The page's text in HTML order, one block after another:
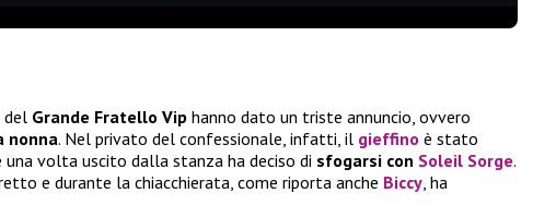
del Grande Fratello Vip hanno dato un triste annuncio, ovvero
nonna. Nel privato del confessionale, infatti, il gieffino è stato
volta uscito dalla stanza ha deciso di sfogarsi con Soleil Sorge.
e durante la chiacchierata, come riporta anche Biccy, ha